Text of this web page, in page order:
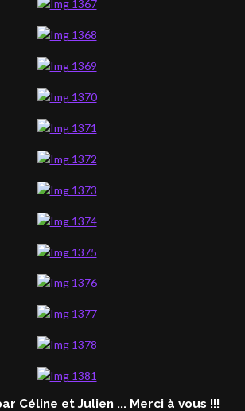
Céline et Julien ... Merci à vous !!!